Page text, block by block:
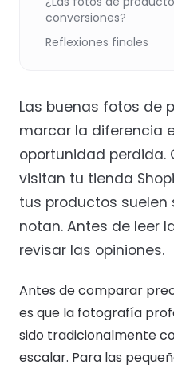
conversiones?
Reflexiones finales
Las buenas fotos de
marcar la diferencia
oportunidad perdida.
visitan tu tienda
tus productos suelen
notan. Antes de leer
revisar las opiniones.
Antes de comparar
es que la fotografía
sido tradicionalmente
escalar. Para las